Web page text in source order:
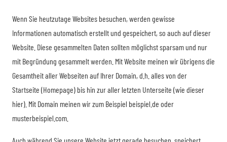
Wenn Sie heutzutage Websites besuchen, werden gewisse
Informationen automatisch erstellt und gespeichert, so auch auf dieser
Website. Diese gesammelten Daten sollten möglichst sparsam und nur
mit Begründung gesammelt werden. Mit Website meinen wir übrigens die
Gesamtheit aller Webseiten auf Ihrer Domain, d.h. alles von der
Startseite (Homepage) bis hin zur aller letzten Unterseite (wie dieser
hier). Mit Domain meinen wir zum Beispiel beispiel.de oder
musterbeispiel.com.